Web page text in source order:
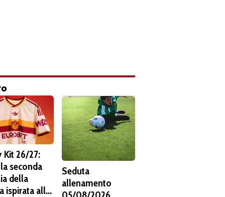
Kit 26/27:
seconda
della
ispirata alla
Seduta
allenamento